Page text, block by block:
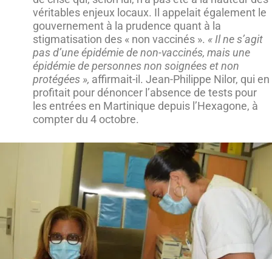
véritables enjeux locaux. Il appelait également le
gouvernement à la prudence quant à la
stigmatisation des « non vaccinés ». « Il ne s’agit
pas d’une épidémie de non-vaccinés, mais une
épidémie de personnes non soignées et non
protégées », affirmait-il. Jean-Philippe Nilor, qui en
profitait pour dénoncer l’absence de tests pour
les entrées en Martinique depuis l’Hexagone, à
compter du 4 octobre.